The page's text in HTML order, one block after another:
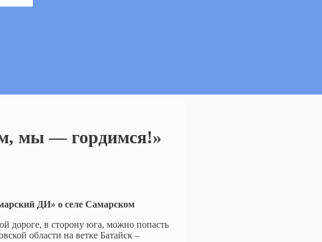
мы — гордимся!»
ДИ» о селе Самарском
дороге, в сторону юга, можно попасть
области на ветке Батайск –